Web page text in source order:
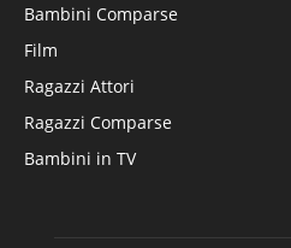
Bambini Comparse
Film
Ragazzi Attori
Ragazzi Comparse
Bambini in TV